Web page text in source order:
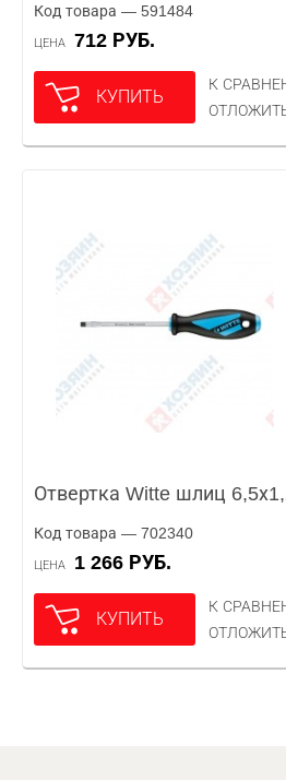
Код товара — 591484
ЦЕНА 712 РУБ.
КУПИТЬ
К
Отвертка Witte шлиц
Код товара — 702340
ЦЕНА 1 266 РУБ.
КУПИТЬ
К